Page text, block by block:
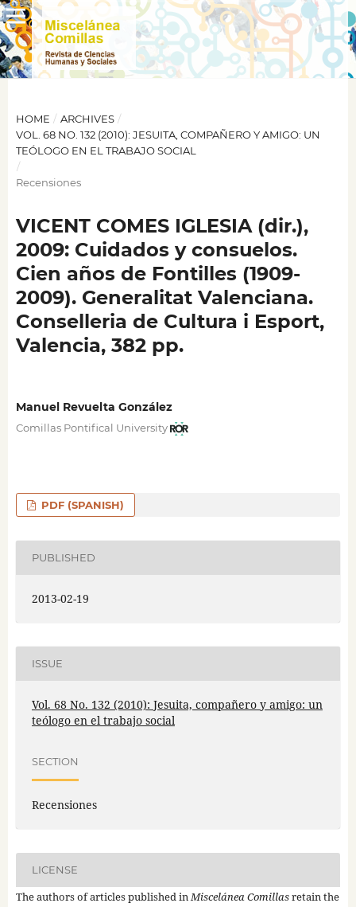
HOME / ARCHIVES /
VOL. 68 NO. 132 (2010): JESUITA, COMPAÑERO Y AMIGO: UN
TEÓLOGO EN EL TRABAJO SOCIAL
/
Recensiones
VICENT COMES IGLESIA (dir.),
2009: Cuidados y consuelos.
Cien años de Fontilles (1909-
2009). Generalitat Valenciana.
Conselleria de Cultura i Esport,
Valencia, 382 pp.
Manuel Revuelta González
Comillas Pontifical University
PDF (SPANISH)
PUBLISHED
2013-02-19
ISSUE
Vol. 68 No. 132 (2010): Jesuita, compañero y amigo: un
teólogo en el trabajo social
SECTION
Recensiones
LICENSE
The authors of articles published inMiscelánea Comillasretain the